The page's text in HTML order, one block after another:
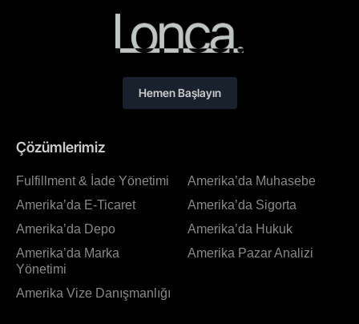
Çözümlerimiz
Fulfillment & İade Yönetimi
Amerika’da E-Ticaret
Amerika’da Depo
Amerika’da Marka
Yönetimi
Amerika Vize Danışmanlığı
Amerika’da Muhasebe
Amerika’da Sigorta
Amerika’da Hukuk
Amerika Pazar Analizi
Hemen Başlayın